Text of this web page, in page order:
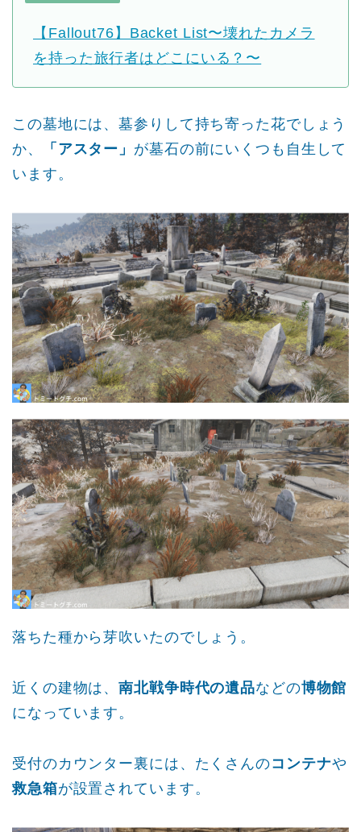
【Fallout76】Backet List〜壊れたカメラ
を持った旅行者はどこにいる？〜
この墓地には、墓参りして持ち寄った花でしょう
か、
「アスター」 が墓石の前にいくつも自生して
います。
落ちた種から芽吹いたのでしょう。
近くの建物は、南北戦争時代の遺品などの博物館
になっています。
受付のカウンター裏には、たくさんのコンテナや
救急箱が設置されています。